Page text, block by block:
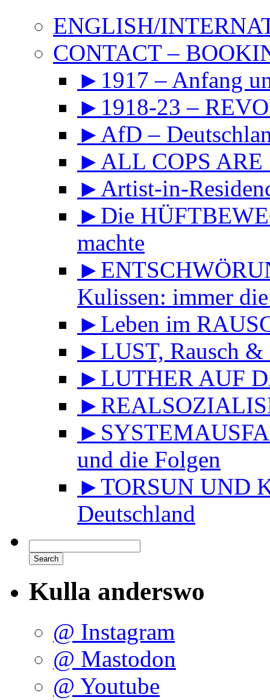
ENGLISH/
CONTACT –
►1917 – Anfang
►1918-23 –
►AfD –
►ALL COPS ARE
►Artist-in-
►Die
machte
Kulissen: immer
►Leben im
►LUST, Rausch
►LUTHER AUF
und die Folgen
►TORSUN UND
Deutschland
Kulla anderswo
@ Instagram
@ Mastodon
@ Youtube